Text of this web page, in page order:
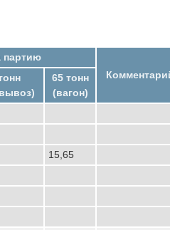
партию
65 тонн
(вагон)
15,65